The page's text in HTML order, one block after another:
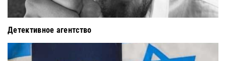
Детективное агентство